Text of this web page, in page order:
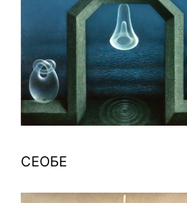
СЕОБЕ